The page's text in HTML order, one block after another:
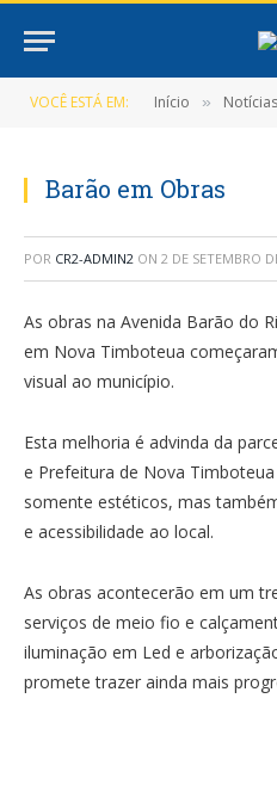
VOCÊ ESTÁ EM: Início » Notícias
Barão em Obras
POR CR2-ADMIN2 ON 2 DE SETEMBRO
As obras na Avenida Barão do
em Nova Timboteua
visual ao município.
Esta melhoria é advinda da
e Prefeitura de Nova
somente estéticos, mas
e acessibilidade ao local.
As obras acontecerão em um
serviços de meio fio e
iluminação em Led e
promete trazer ainda mais